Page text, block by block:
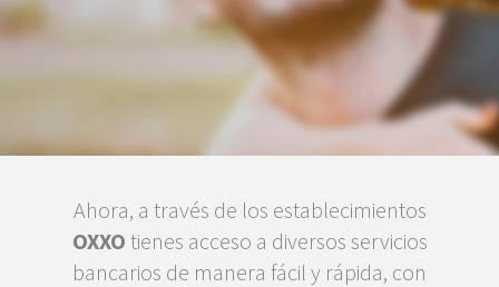
Ahora, a través de los establecimientos
OXXO tienes acceso a diversos servicios
bancarios de manera fácil y rápida, con